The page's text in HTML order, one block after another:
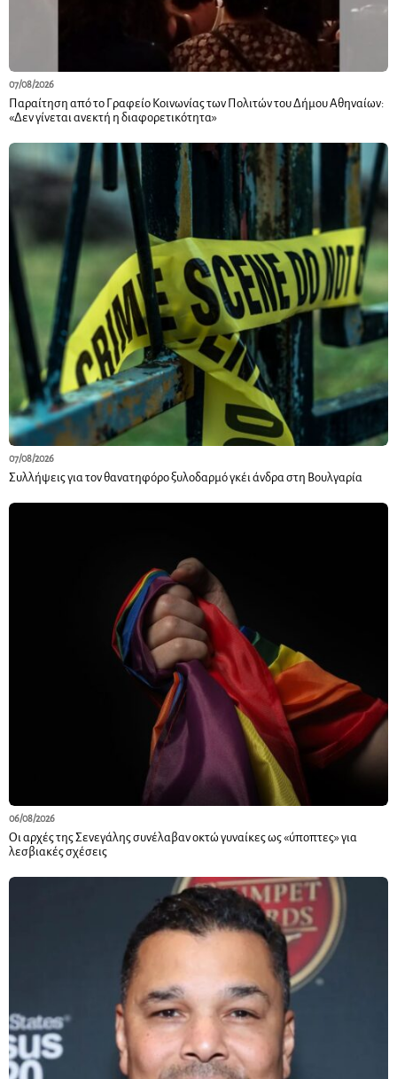
07/08/2026
Παραίτηση από το Γραφείο Κοινωνίας των Πολιτών του Δήμου Αθηναίων:
«Δεν γίνεται ανεκτή η διαφορετικότητα»
07/08/2026
Συλλήψεις για τον θανατηφόρο ξυλοδαρμό γκέι άνδρα στη Βουλγαρία
06/08/2026
Οι αρχές της Σενεγάλης συνέλαβαν οκτώ γυναίκες ως «ύποπτες» για
λεσβιακές σχέσεις